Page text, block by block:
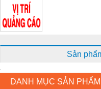
Sản
DANH MỤC SẢN PHẨM